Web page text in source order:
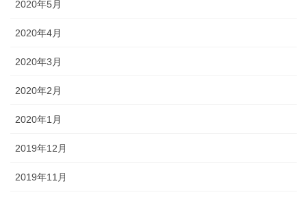
2020年5月
2020年4月
2020年3月
2020年2月
2020年1月
2019年12月
2019年11月